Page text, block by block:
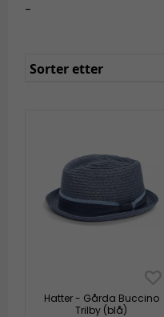
-
Sorter etter
Hatter - Gårda Buccino
Trilby (blå)